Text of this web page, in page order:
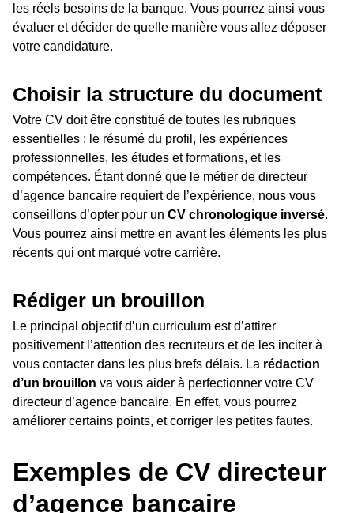
les réels besoins de la banque. Vous pourrez ainsi vous
évaluer et décider de quelle manière vous allez déposer
votre candidature.
Choisir la structure du document
Votre CV doit être constitué de toutes les rubriques
essentielles : le résumé du profil, les expériences
professionnelles, les études et formations, et les
compétences. Étant donné que le métier de directeur
d’agence bancaire requiert de l’expérience, nous vous
conseillons d’opter pour un CV chronologique inversé.
Vous pourrez ainsi mettre en avant les éléments les plus
récents qui ont marqué votre carrière.
Rédiger un brouillon
Le principal objectif d’un curriculum est d’attirer
positivement l’attention des recruteurs et de les inciter à
vous contacter dans les plus brefs délais. La rédaction
d’un brouillon va vous aider à perfectionner votre CV
directeur d’agence bancaire. En effet, vous pourrez
améliorer certains points, et corriger les petites fautes.
Exemples de CV directeur
d’agence bancaire